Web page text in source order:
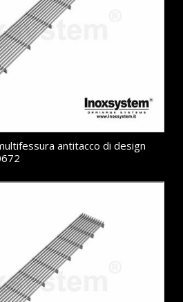
antitacco di design